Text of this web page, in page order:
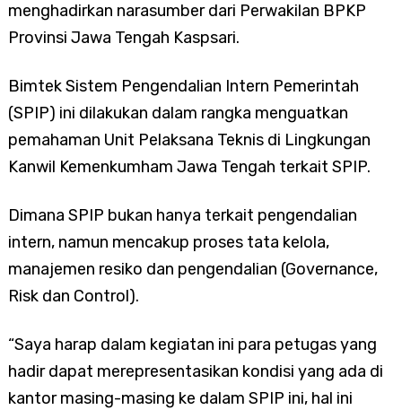
menghadirkan narasumber dari Perwakilan BPKP
Provinsi Jawa Tengah Kaspsari.
Bimtek Sistem Pengendalian Intern Pemerintah
(SPIP) ini dilakukan dalam rangka menguatkan
pemahaman Unit Pelaksana Teknis di Lingkungan
Kanwil Kemenkumham Jawa Tengah terkait SPIP.
Dimana SPIP bukan hanya terkait pengendalian
intern, namun mencakup proses tata kelola,
manajemen resiko dan pengendalian (Governance,
Risk dan Control).
“Saya harap dalam kegiatan ini para petugas yang
hadir dapat merepresentasikan kondisi yang ada di
kantor masing-masing ke dalam SPIP ini, hal ini